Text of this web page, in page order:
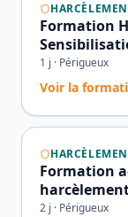
Formation
1 j · Périgueux
Voir la
Formation
2 j · Périgueux